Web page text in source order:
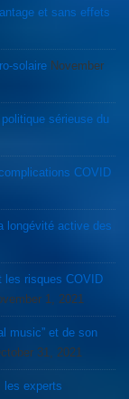
et sans effets
solaire November
sérieuse du
COVID
longévité active des
les risques COVID
1, 2021
music” et de son
31, 2021
les experts